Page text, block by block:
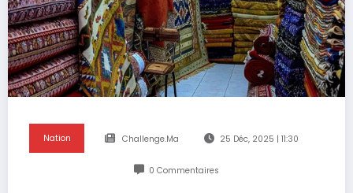
Nation Challenge.ma 25 Déc, 2025 | 11:30
0 Commentaires